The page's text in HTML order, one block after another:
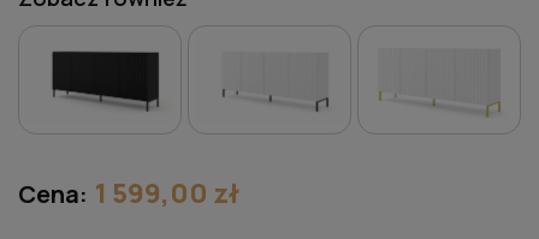
Cena: 1 599,00 zł